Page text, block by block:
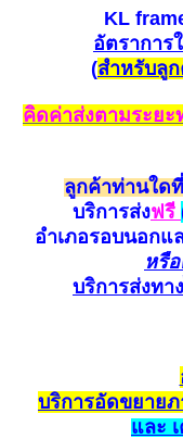
KL
อัตราการ
(สำหรับลู
คิดค่าส่งตามระยะ
ลูกค้าท่านใด
บริการส่งฟรี
อำเภอรอบนอกแ
หรื
บริการส่งท
บริการอัดขยาย
และ